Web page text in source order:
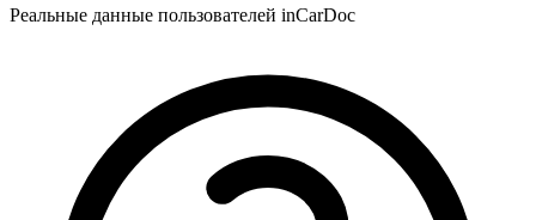
Реальные данные пользователей inCarDoc